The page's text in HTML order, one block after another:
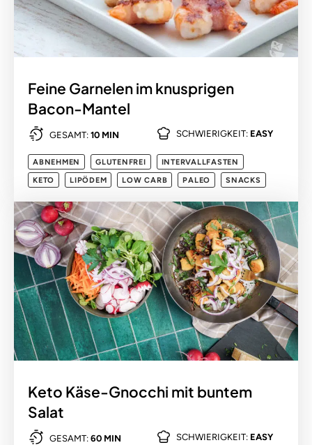
Feine Garnelen im knusprigen
Bacon-Mantel
GESAMT: 10 MIN SCHWIERIGKEIT: EASY
ABNEHMEN GLUTENFREI
INTERVALLFASTEN
KETO
LIPÖDEM LOW CARB PALEO SNACKS
Keto Käse-Gnocchi mit buntem
Salat
GESAMT: 60 MIN SCHWIERIGKEIT: EASY